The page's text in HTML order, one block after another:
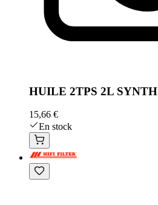
HUILE 2TPS 2L
15,66 €
En stock